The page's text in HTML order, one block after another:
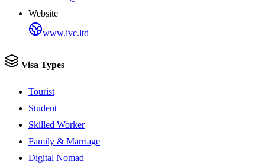
Website
www.ivc.ltd
Visa Types
Tourist
Student
Skilled Worker
Family & Marriage
Digital Nomad